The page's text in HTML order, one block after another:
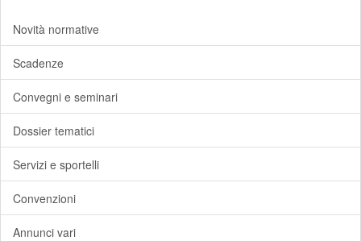
Novità normative
Scadenze
Convegni e seminari
Dossier tematici
Servizi e sportelli
Convenzioni
Annunci vari